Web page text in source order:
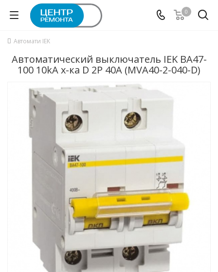
0
Автомати IEK
Автоматический выключатель IEK ВА47-
100 10kA х-ка D 2P 40А (MVA40-2-040-D)